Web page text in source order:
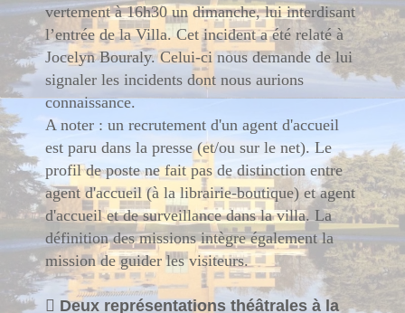
vertement à 16h30 un dimanche, lui interdisant
l’entrée de la Villa. Cet incident a été relaté à
Jocelyn Bouraly. Celui-ci nous demande de lui
signaler les incidents dont nous aurions
connaissance.
A noter : un recrutement d'un agent d'accueil
est paru dans la presse (et/ou sur le net). Le
profil de poste ne fait pas de distinction entre
agent d'accueil (à la librairie-boutique) et agent
d'accueil et de surveillance dans la villa. La
définition des missions intègre également la
mission de guider les visiteurs.
 Deux représentations théâtrales à la